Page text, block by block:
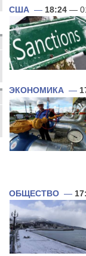
США — 18:24 —
ЭКОНОМИКА —
ОБЩЕСТВО —